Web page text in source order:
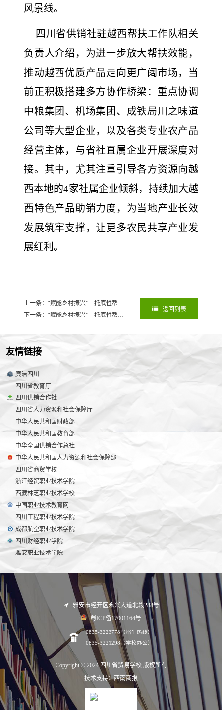
风景线。
四川省供销社驻越西帮扶工作队相关
负责人介绍，为进一步放大帮扶效能，
推动越西优质产品走向更广阔市场，当
前正积极搭建多方协作桥梁：重点协调
中粮集团、机场集团、成铁局川之味道
公司等大型企业，以及各类专业农产品
经营主体，与省社直属企业开展深度对
接。其中，尤其注重引导各方资源向越
西本地的4家社属企业倾斜，持续加大越
西特色产品助销力度，为当地产业长效
发展筑牢支撑，让更多农民共享产业发
展红利。
上一条：“赋能乡村振兴”—托底性帮扶中的供销力量丨四川越西样本：“党政+供销”帮扶新模式绘就乡村振兴“四色画卷
下一条：“赋能乡村振兴”—托底性帮扶中的供销力量丨供销“组合拳”激活消费帮扶 让越西百姓“钱袋子”鼓起来
返回列表
友情链接
廉洁四川
四川省教育厅
四川供销合作社
四川省人力资源和社会保障厅
中华人民共和国财政部
中华人民共和国教育部
中华全国供销合作总社
中华人民共和国人力资源和社会保障部
四川省商贸学校
浙江经贸职业技术学院
西藏林芝职业技术学校
中国职业技术教育网
四川工程职业技术学院
成都航空职业技术学院
四川财经职业学院
雅安职业技术学院
雅安市经开区永兴大道北段288号
蜀ICP备17001164号
0835-3223778（招生热线）
0835-3221298（学校办公）
Copyright © 2024 四川省贸易学校 版权所有
技术支持：西南商报